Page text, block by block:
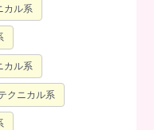
カル系
カル系
クニカル系